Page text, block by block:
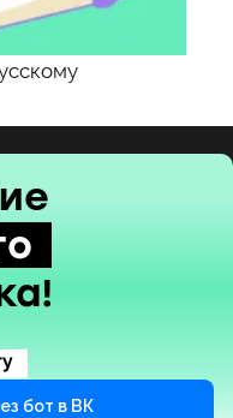
бот в ВК